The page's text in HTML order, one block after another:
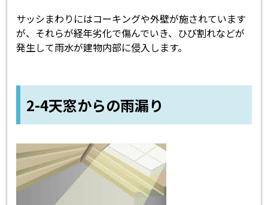
サッシまわりにはコーキングや外壁が施されています
が、それらが経年劣化で傷んでいき、ひび割れなどが
発生して雨水が建物内部に侵入します。
2-4天窓からの雨漏り